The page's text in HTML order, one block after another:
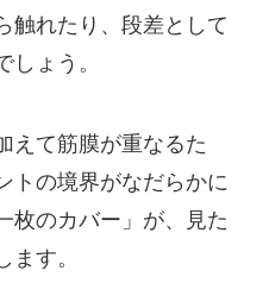
触れたり、段差として
しょう。
えて筋膜が重なるた
トの境界がなだらかに
枚のカバー」が、見た
ます。